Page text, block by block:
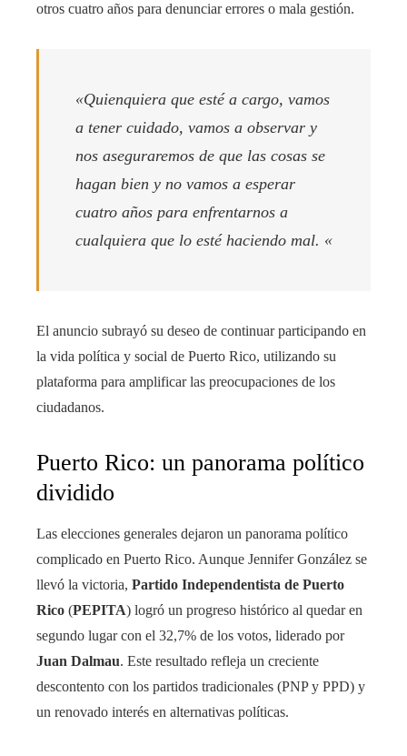
otros cuatro años para denunciar errores o mala gestión.
«Quienquiera que esté a cargo, vamos
a tener cuidado, vamos a observar y
nos aseguraremos de que las cosas se
hagan bien y no vamos a esperar
cuatro años para enfrentarnos a
cualquiera que lo esté haciendo mal. «
El anuncio subrayó su deseo de continuar participando en
la vida política y social de Puerto Rico, utilizando su
plataforma para amplificar las preocupaciones de los
ciudadanos.
Puerto Rico: un panorama político
dividido
Las elecciones generales dejaron un panorama político
complicado en Puerto Rico. Aunque Jennifer González se
llevó la victoria, Partido Independentista de Puerto
Rico (PEPITA) logró un progreso histórico al quedar en
segundo lugar con el 32,7% de los votos, liderado por
Juan Dalmau. Este resultado refleja un creciente
descontento con los partidos tradicionales (PNP y PPD) y
un renovado interés en alternativas políticas.